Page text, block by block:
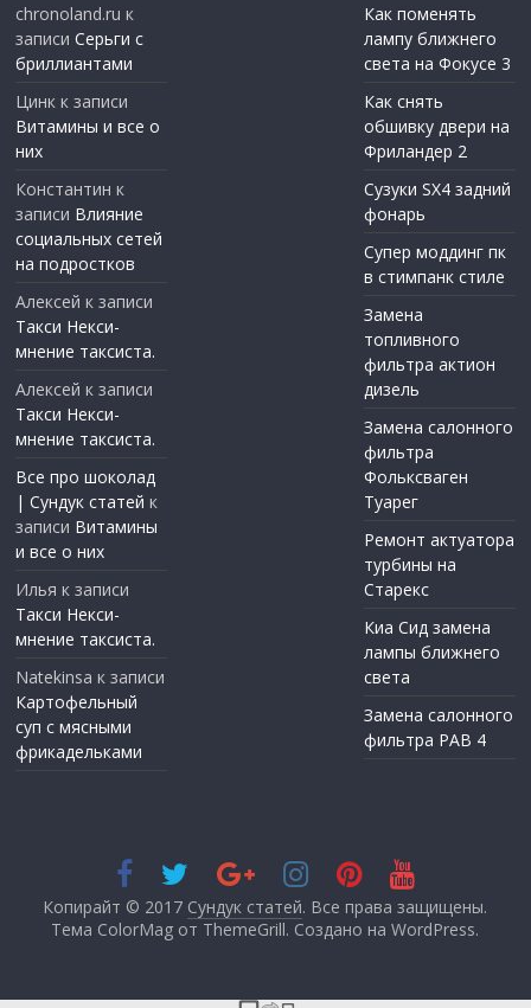
chronoland.ru к
записиСерьги с
бриллиантами
Цинк к записи
Витамины и все о
них
Константин к
записи Влияние
социальных сетей
на подростков
Алексей к записи
Такси Некси-
мнение таксиста.
Алексей к записи
Такси Некси-
мнение таксиста.
Все про шоколад
| Сундук статей к
записи Витамины
и все о них
Илья к записи
Такси Некси-
мнение таксиста.
Natekinsa к записи
Картофельный
суп с мясными
фрикадельками
Как поменять
лампу ближнего
света на Фокусе 3
Как снять
обшивку двери на
Фриландер 2
Сузуки SX4 задний
фонарь
Супер моддинг пк
в стимпанк стиле
Замена
топливного
фильтра актион
дизель
Замена салонного
фильтра
Фольксваген
Туарег
Ремонт актуатора
турбины на
Старекс
Киа Сид замена
лампы ближнего
света
Замена салонного
фильтра РАВ 4
Копирайт © 2017 Сундук статей. Все права защищены.
Тема ColorMag от ThemeGrill. Создано наWordPress.